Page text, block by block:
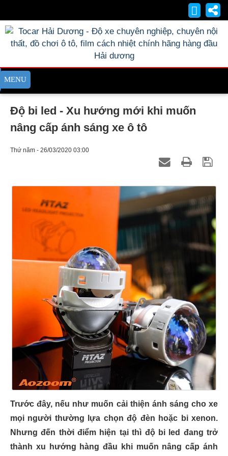
Độ bi led - Xu hướng mới khi muốn
nâng cấp ánh sáng xe ô tô
Thứ năm - 26/03/2020 03:00
Trước đây, nếu như muốn cải thiện ánh sáng cho xe
mọi người thường lựa chọn độ đèn hoặc bi xenon.
Nhưng đến thời điểm hiện tại thì độ bi led đang trở
thành xu hướng hàng đầu khi muốn nâng cấp ánh